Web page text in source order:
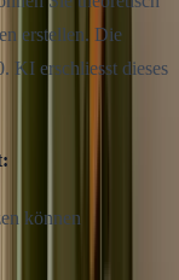
erstellen. Die
KI erschliesst dieses
können